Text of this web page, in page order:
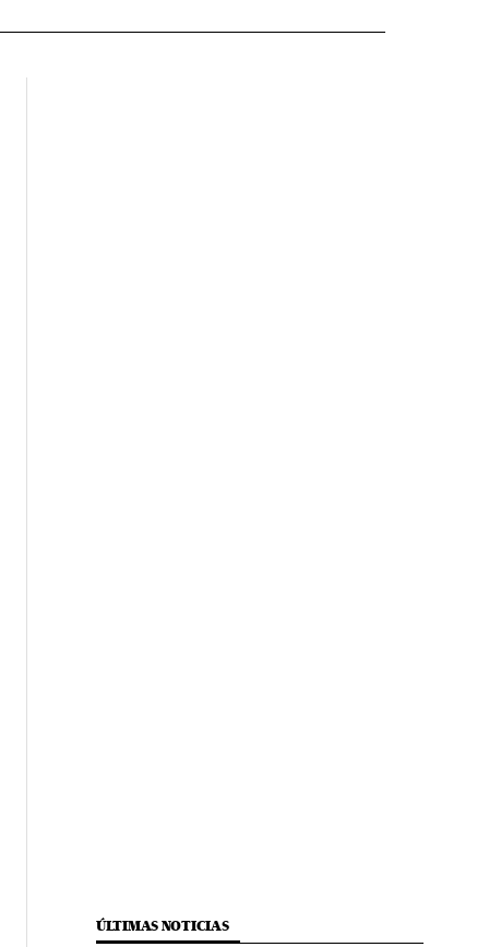
ÚLTIMAS NOTICIAS